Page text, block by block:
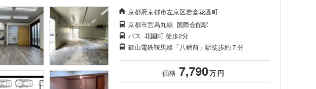
京都府京都市左京区岩倉花園町
京都市営烏丸線 国際会館駅
バス 花園町 徒歩2分
叡山電鉄鞍馬線「八幡前」駅徒歩約７分
価格 7,790万円